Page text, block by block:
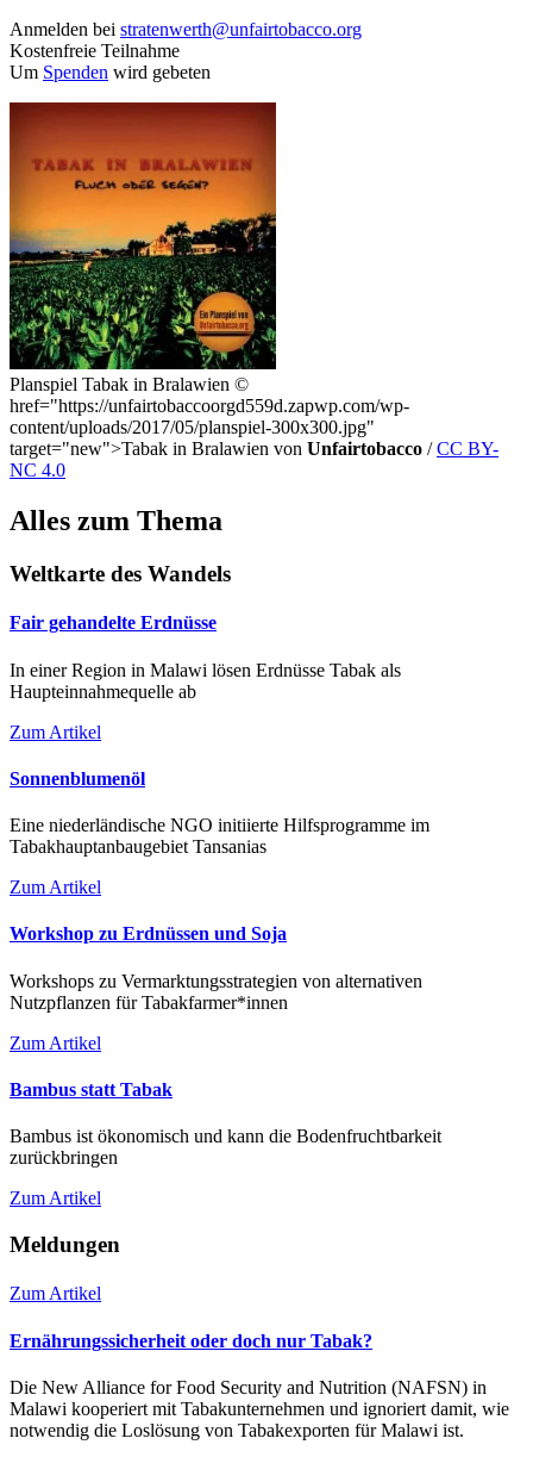
Anmelden bei stratenwerth@unfairtobacco.org
Kostenfreie Teilnahme
Um Spenden wird gebeten
Planspiel Tabak in Bralawien ©
href="https://unfairtobaccoorgd559d.zapwp.com/wp-
content/uploads/2017/05/planspiel-300x300.jpg"
target="new">Tabak in Bralawien von Unfairtobacco /CC BY-
NC 4.0
Alles zum Thema
Weltkarte des Wandels
Fair gehandelte Erdnüsse
In einer Region in Malawi lösen Erdnüsse Tabak als
Haupteinnahmequelle ab
Zum Artikel
Sonnenblumenöl
Eine niederländische NGO initiierte Hilfsprogramme im
Tabakhauptanbaugebiet Tansanias
Zum Artikel
Workshop zu Erdnüssen und Soja
Workshops zu Vermarktungsstrategien von alternativen
Nutzpflanzen für Tabakfarmer*innen
Zum Artikel
Bambus statt Tabak
Bambus ist ökonomisch und kann die Bodenfruchtbarkeit
zurückbringen
Zum Artikel
Meldungen
Zum Artikel
Ernährungssicherheit oder doch nur Tabak?
Die New Alliance for Food Security and Nutrition (NAFSN) in
Malawi kooperiert mit Tabakunternehmen und ignoriert damit, wie
notwendig die Loslösung von Tabakexporten für Malawi ist.